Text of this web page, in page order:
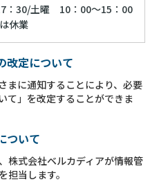
：30/土曜 10：00～15：00
休業
改定について
まに通知することにより、必要
て」を改定することができま
ついて
株式会社ベルカディアが情報管
当します。